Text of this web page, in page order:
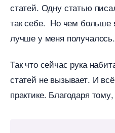
статей. Одну статью
так себе. Но чем больше
лучше у меня получалось.
Так что сейчас рука
статей не вызывает. И
практике. Благодаря